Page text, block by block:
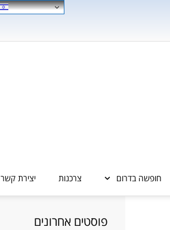
חופשה בדרום צרכנות יצירת קשר
פוסטים אחרונים